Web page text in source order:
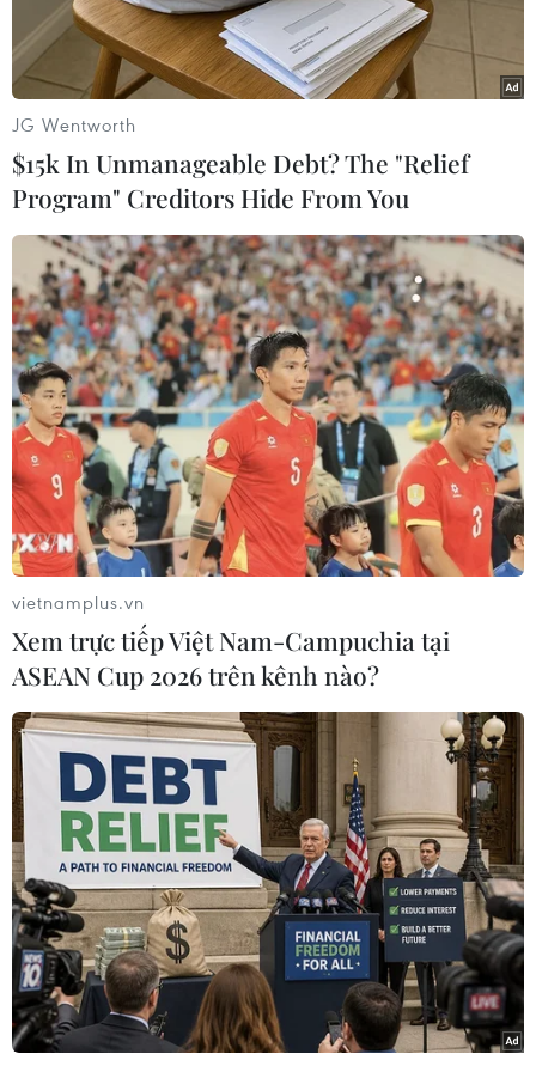
Ảnh minh họa. (Nguồn: Firstpost)
Bộ trưởng Thể thao Ấn Độ Anurag Thakur thông
báo nước này có kế hoạch tham gia cuộc đua
giành quyền đăng cai Thế vận hội Olympic mùa
Hè 2036 và sẽ tiến hành vận động tại một cuộc
họp của Ủy ban Olympic quốc tế (IOC) năm
2023.
Tờ Times of India ngày 28/12 dẫn lời Bộ trưởng
Anurag Thakur trả lời phỏng vấn của báo này
cho rằng đây là thời điểm thích hợp để Ấn Độ
vận động giành quyền đăng cai sự kiện thể thao
lớn nhất thế giới này.
Bộ trưởng Thakur nêu rõ: "Nếu Ấn Độ đang nỗ
lực nhiều như vậy để thúc đẩy thể thao, tôi có
thể đảm bảo rằng chúng ta sẽ không chỉ tổ chức
được Thế vận hội, mà còn tổ chức được sự kiện
này một cách hoành tráng."
Bộ trưởng Thakur cho biết một lộ trình để thành
phố Ahmedabad tại bang Gujarat tổ chức
Olympic 2036 sẽ được trình bày tại cuộc họp của
IOC vào tháng 9/2023 ở Mumbai.
JG Wentworth
$15k In Unmanageable Debt? The "Relief
Program" Creditors Hide From You
vietnamplus.vn
Xem trực tiếp Việt Nam-Campuchia tại
ASEAN Cup 2026 trên kênh nào?